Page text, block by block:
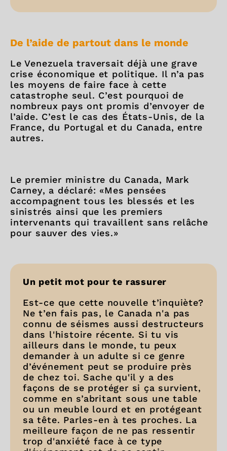
De l’aide de partout dans le monde
Le Venezuela traversait déjà une grave
crise économique et politique. Il n’a pas
les moyens de faire face à cette
catastrophe seul. C’est pourquoi de
nombreux pays ont promis d’envoyer de
l’aide. C’est le cas des États-Unis, de la
France, du Portugal et du Canada, entre
autres.
Le premier ministre du Canada, Mark
Carney, a déclaré: «Mes pensées
accompagnent tous les blessés et les
sinistrés ainsi que les premiers
intervenants qui travaillent sans relâche
pour sauver des vies.»
Un petit mot pour te rassurer
Est-ce que cette nouvelle t’inquiète?
Ne t’en fais pas, le Canada n'a pas
connu de séismes aussi destructeurs
dans l'histoire récente. Si tu vis
ailleurs dans le monde, tu peux
demander à un adulte si ce genre
d’événement peut se produire près
de chez toi. Sache qu'il y a des
façons de se protéger si ça survient,
comme en s’abritant sous une table
ou un meuble lourd et en protégeant
sa tête. Parles-en à tes proches. La
meilleure façon de ne pas ressentir
trop d'anxiété face à ce type